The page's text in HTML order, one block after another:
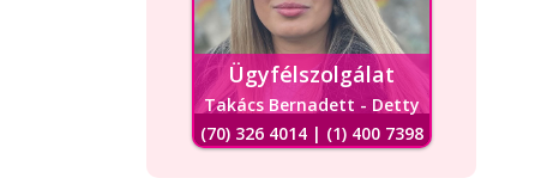
Ügyfélszolgálat
Takács Bernadett - Detty
(70) 326 4014 | (1) 400 7398